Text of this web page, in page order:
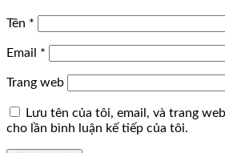
Tên *
Email *
Trang web
Lưu tên của tôi, email, và trang
cho lần bình luận kế tiếp của tôi.